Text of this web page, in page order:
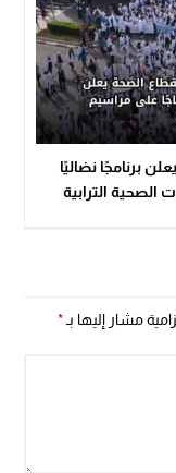
برنامجًا نضاليًا
الصحية الترابية
مشار إليها بـ*